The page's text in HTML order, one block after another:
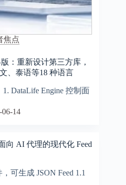
焦点
：重新设计第三方库，
、泰语等18 种语言
DataLife Engine 控制面
06-14
向 AI 代理的现代化 Feed
可生成 JSON Feed 1.1